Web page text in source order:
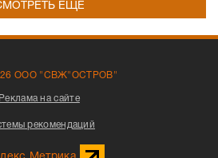
ЕЩЁ
ООО "СВЖ"ОСТРОВ"
Реклама на сайте
рекомендаций